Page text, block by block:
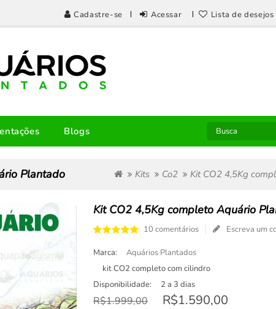
Cadastre-se Acessar Lista de desejos
Blogs
Plantado Kits Co2 Kit CO2 4,5Kg
Kit CO2 4,5Kg completo Aquário
10 comentários Escreva um
Marca:
Aquários Plantados
kit CO2 completo com cilindro
Disponibilidade:
2 a 3 dias
R$1.999,00 R$1.590,00